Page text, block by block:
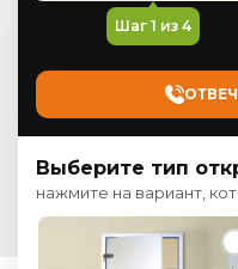
Шаг 1 из 4
Выберите тип
нажмите на вариант,